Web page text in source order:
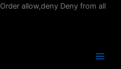
Order allow,deny Deny from allVai